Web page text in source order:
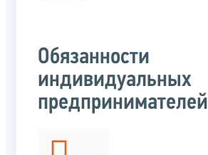
Обязанности
индивидуальных
предпринимателей